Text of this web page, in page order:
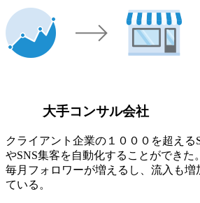
大手コンサル会社
クライアント企業の１０００を超える
やSNS集客を自動化することができた
毎月フォロワーが増えるし、流入も増
ている。